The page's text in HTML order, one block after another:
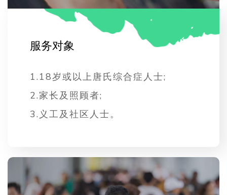
服务对象
1. 18岁或以上唐氏综合症人士;
2.家长及照顾者;
3. 义工及社区人士。